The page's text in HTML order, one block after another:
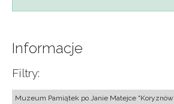
Informacje
Filtry:
Muzeum Pamiątek po Janie Matejce